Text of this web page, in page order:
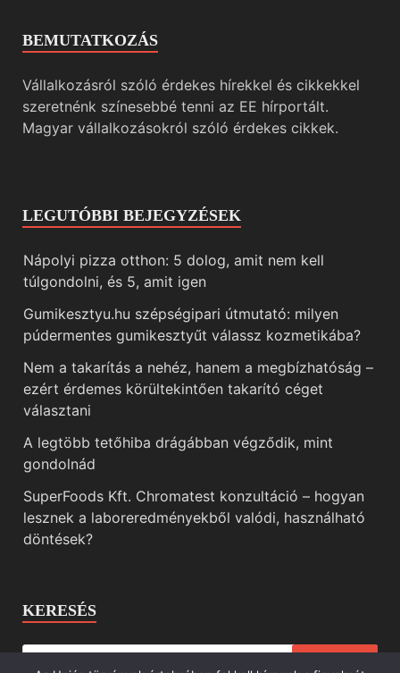
BEMUTATKOZÁS
Vállalkozásról szóló érdekes hírekkel és cikkekkel
szeretnénk színesebbé tenni az EE hírportált.
Magyar vállalkozásokról szóló érdekes cikkek.
LEGUTÓBBI BEJEGYZÉSEK
Nápolyi pizza otthon: 5 dolog, amit nem kell
túlgondolni, és 5, amit igen
Gumikesztyu.hu szépségipari útmutató: milyen
púdermentes gumikesztyűt válassz kozmetikába?
Nem a takarítás a nehéz, hanem a megbízhatóság –
ezért érdemes körültekintően takarító céget
választani
A legtöbb tetőhiba drágábban végződik, mint
gondolnád
SuperFoods Kft. Chromatest konzultáció – hogyan
lesznek a laboreredményekből valódi, használható
döntések?
KERESÉS